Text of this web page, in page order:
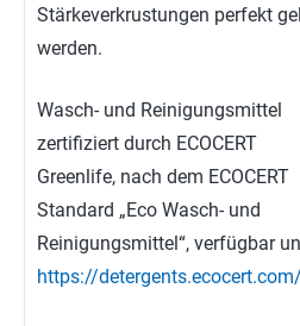
Stärkeverkrustungen perfekt
werden.
Wasch- und Reinigungsmittel
zertifiziert durch ECOCERT
Greenlife, nach dem ECOCERT
Standard „Eco Wasch- und
Reinigungsmittel“, verfügbar
https://